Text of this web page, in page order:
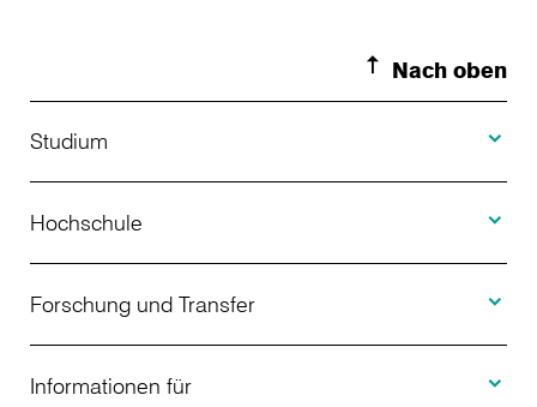
Nach oben
Studium
Studienangebot
Bewerbung
Studienberatung
Hochschule
Über uns
Aktuelles
Forschung und Transfer
Projekte
Informationen für